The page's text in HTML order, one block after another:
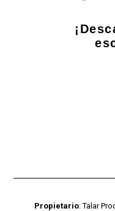
Propietario: Talar